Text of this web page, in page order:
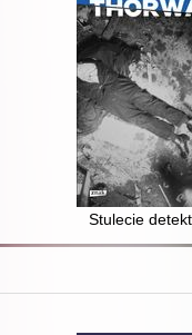
penalnychStulecie